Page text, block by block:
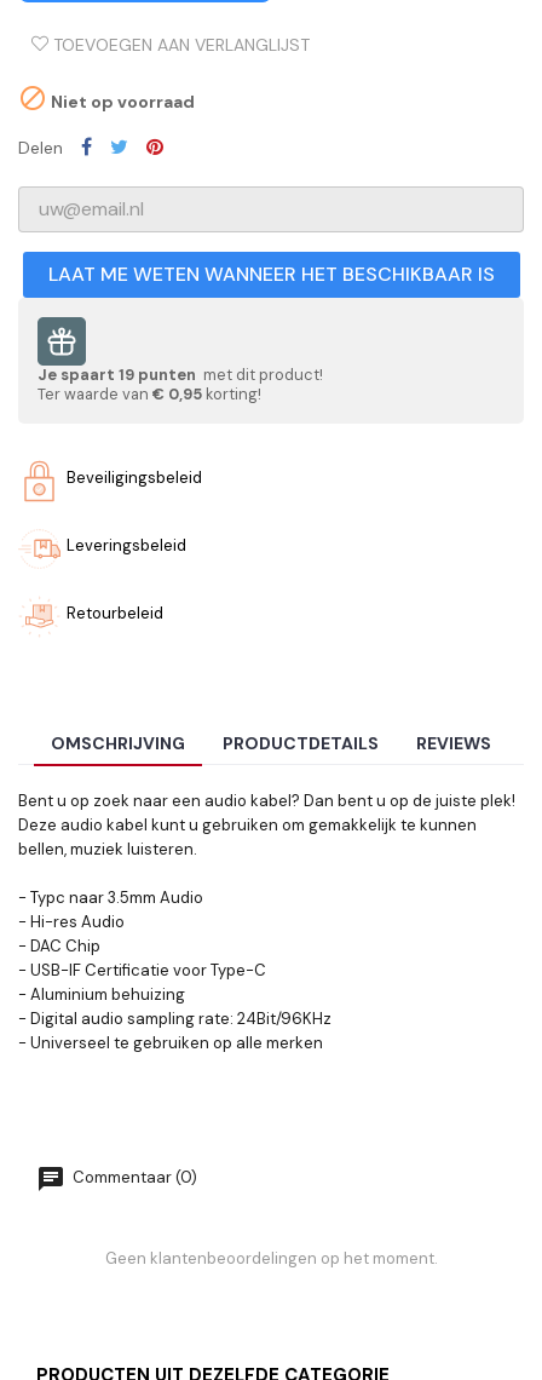
TOEVOEGEN AAN VERLANGLIJST
 Niet op voorraad
Delen
LAAT ME WETEN WANNEER HET BESCHIKBAAR IS
Je spaart 19 punten met dit product!
Ter waarde van € 0,95 korting!
Beveiligingsbeleid
Leveringsbeleid
Retourbeleid
OMSCHRIJVING PRODUCTDETAILS REVIEWS
Bent u op zoek naar een audio kabel? Dan bent u op de juiste plek!
Deze audio kabel kunt u gebruiken om gemakkelijk te kunnen
bellen, muziek luisteren.
- Typc naar 3.5mm Audio
- Hi-res Audio
- DAC Chip
- USB-IF Certificatie voor Type-C
- Aluminium behuizing
- Digital audio sampling rate: 24Bit/96KHz
- Universeel te gebruiken op alle merken
Commentaar (0)
Geen klantenbeoordelingen op het moment.